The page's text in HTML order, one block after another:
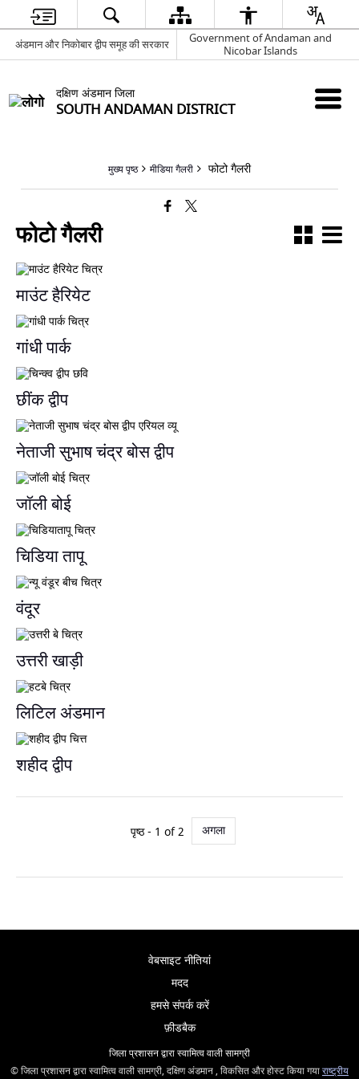
अंडमान और निकोबार द्वीप समूह की सरकार
Government of Andaman and
Nicobar Islands
दक्षिण अंडमान जिला
SOUTH ANDAMAN DISTRICT
मुख्य पृष्ठ मीडिया गैलरी फोटो गैलरी
फोटो गैलरी
माउंट हैरियेट
गांधी पार्क
छींक द्वीप
नेताजी सुभाष चंद्र बोस द्वीप
जॉली बोई
चिडिया तापू
वंदूर
उत्तरी खाड़ी
लिटिल अंडमान
शहीद द्वीप
पृष्ठ - 1 of 2 अगला
वेबसाइट नीतियां
मदद
हमसे संपर्क करें
फ़ीडबैक
जिला प्रशासन द्वारा स्वामित्व वाली सामग्री
© जिला प्रशासन द्वारा स्वामित्व वाली सामग्री, दक्षिण अंडमान , विकसित और होस्ट किया गयाराष्ट्रीय